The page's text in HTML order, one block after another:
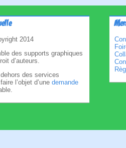
2014
des supports graphiques
d’auteurs.
des services
l’objet d’une demande